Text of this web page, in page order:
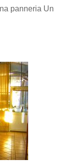
panneria Un